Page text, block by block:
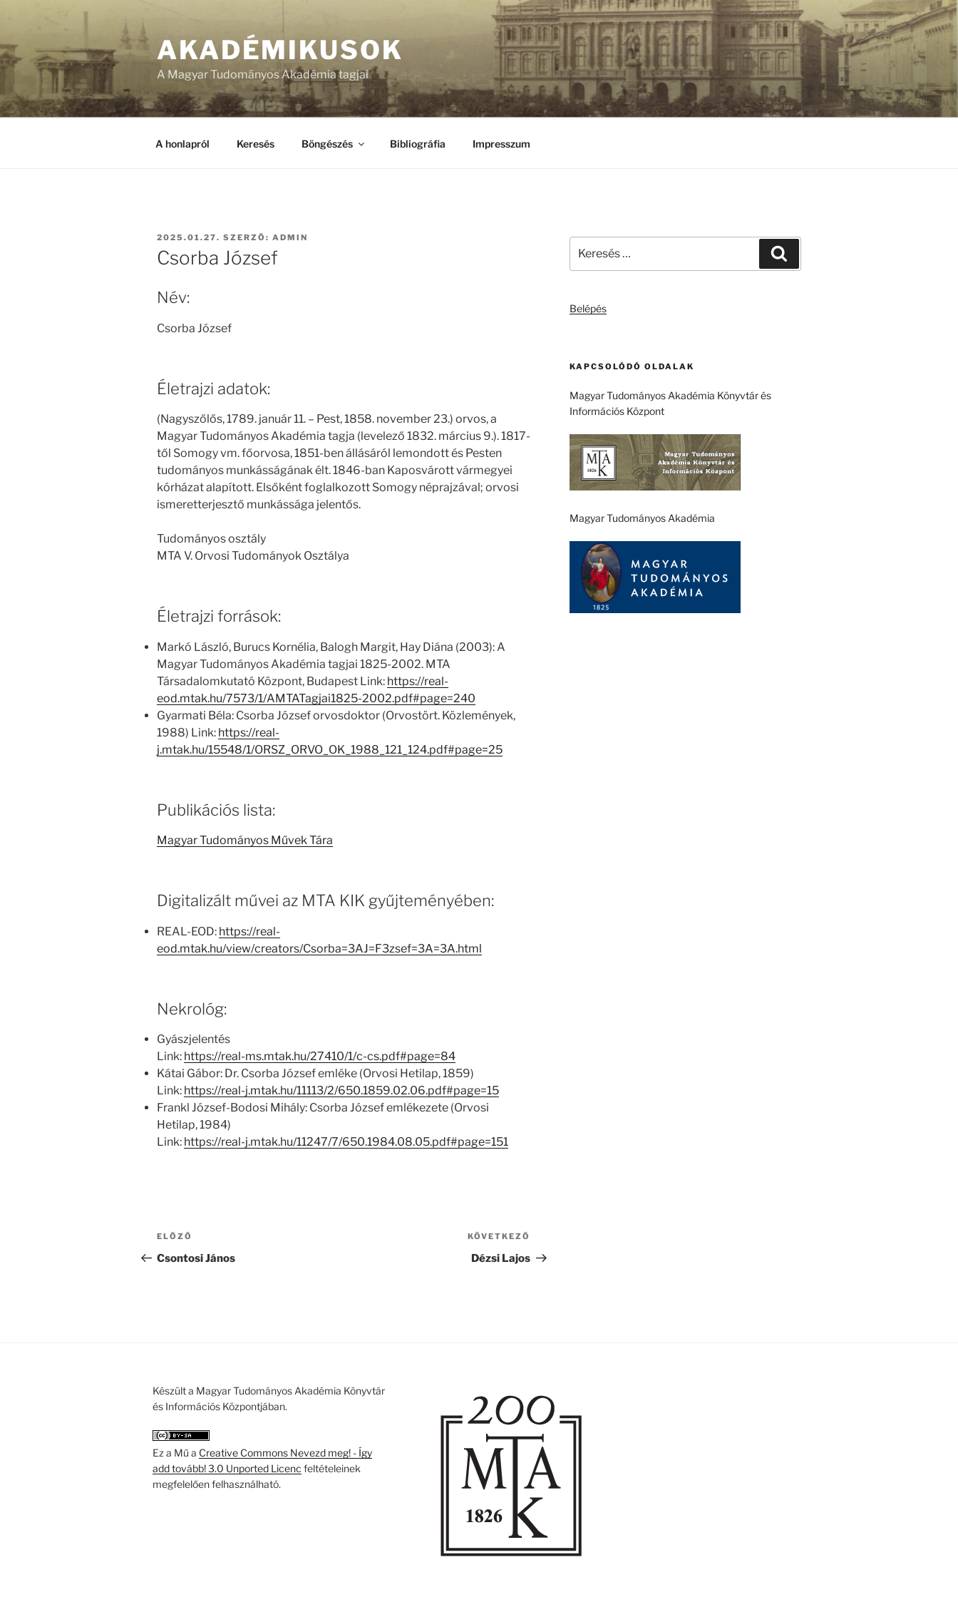
AKADÉMIKUSOK
A Magyar Tudományos Akadémia tagjai
A honlapról Keresés Böngészés Bibliográfia Impresszum
BEKÜLDVE:
2025.01.27. SZERZŐ: ADMIN
Csorba József
Név:
Csorba József
Életrajzi adatok:
(Nagyszőlős, 1789. január 11. – Pest, 1858. november 23.) orvos, a
Magyar Tudományos Akadémia tagja (levelező 1832. március 9.). 1817-
től Somogy vm. főorvosa, 1851-ben állásáról lemondott és Pesten
tudományos munkásságának élt. 1846-ban Kaposvárott vármegyei
kórházat alapított. Elsőként foglalkozott Somogy néprajzával; orvosi
ismeretterjesztő munkássága jelentős.
Tudományos osztály
MTA V. Orvosi Tudományok Osztálya
Életrajzi források:
Markó László, Burucs Kornélia, Balogh Margit, Hay Diána (2003): A
Magyar Tudományos Akadémia tagjai 1825-2002. MTA
Társadalomkutató Központ, Budapest Link: https://real-
eod.mtak.hu/7573/1/AMTATagjai1825-2002.pdf#page=240
Gyarmati Béla: Csorba József orvosdoktor (Orvostört. Közlemények,
1988) Link: https://real-
j.mtak.hu/15548/1/ORSZ_ORVO_OK_1988_121_124.pdf#page=25
Publikációs lista:
Magyar Tudományos Művek Tára
Digitalizált művei az MTA KIK gyűjteményében:
REAL-EOD: https://real-
eod.mtak.hu/view/creators/Csorba=3AJ=F3zsef=3A=3A.html
Nekrológ:
Gyászjelentés
Link: https://real-ms.mtak.hu/27410/1/c-cs.pdf#page=84
Kátai Gábor: Dr. Csorba József emléke (Orvosi Hetilap, 1859)
Link: https://real-j.mtak.hu/11113/2/650.1859.02.06.pdf#page=15
Frankl József-Bodosi Mihály: Csorba József emlékezete (Orvosi
Hetilap, 1984)
Link: https://real-j.mtak.hu/11247/7/650.1984.08.05.pdf#page=151
Bejegyzés
navigáció
Korábbi
bejegyzés
ELŐZŐ
Csontosi János
bejegyzés
KÖVETKEZŐ
Dézsi Lajos
következő
Belépés
KAPCSOLÓDÓ OLDALAK
Magyar Tudományos Akadémia Könyvtár és
Információs Központ
Magyar Tudományos Akadémia
Készült a Magyar Tudományos Akadémia Könyvtár
és Információs Központjában.
Ez a Mű a Creative Commons Nevezd meg! - Így
add tovább! 3.0 Unported Licenc feltételeinek
megfelelően felhasználható.